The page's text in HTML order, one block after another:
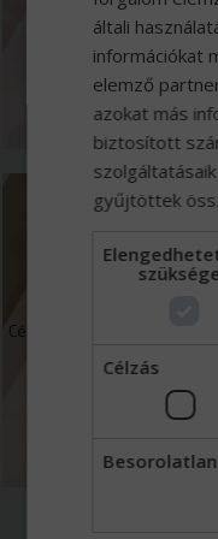
Cégcsoportunkhoz tartozó
általi
információkat
elemző
azokat más
biztosított
gyűjtöttek
Célzás
Besorolatlan